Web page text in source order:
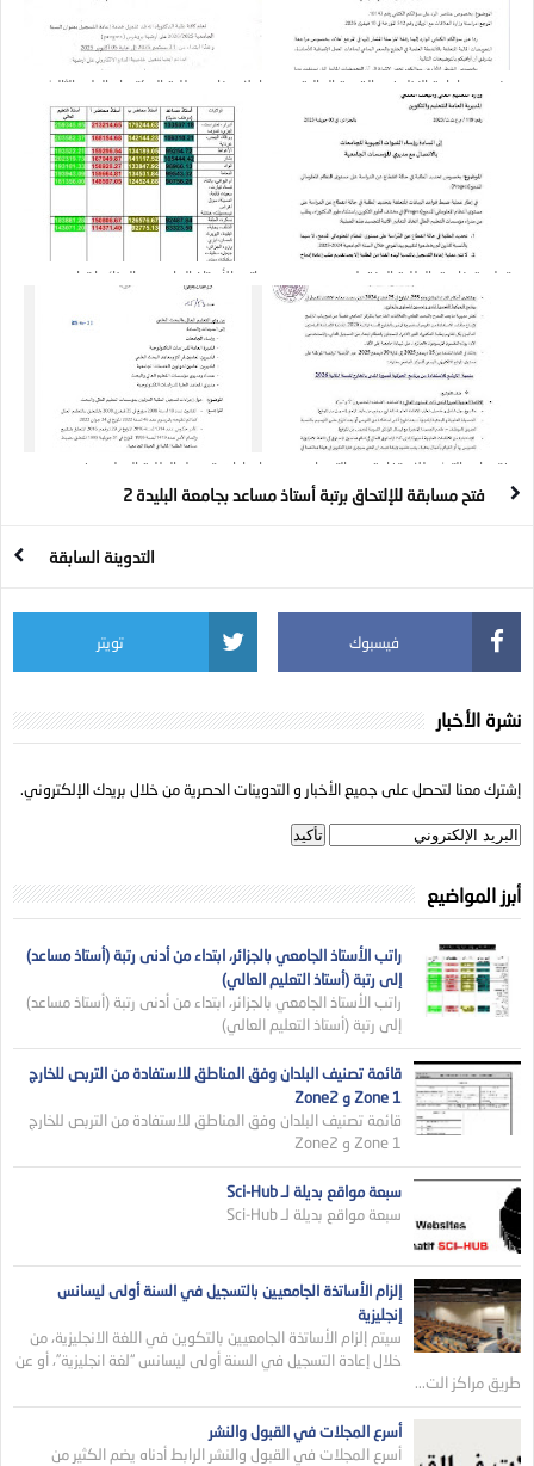
بخصوص إعادة النظر في القيمة المالية
للتربصات الخاصة بتحسين المستوى بالخارج
إعلان خاص بطلبة الدكتوراه الطور الثالث
ودكتوراه علوم
تعليمة خاصة بالطلبة المنقطعين عن
الدراسة
راتب الأستاذ الجامعي بالجزائر، ابتداء من
أدنى رتبة (أستاذ مساعد) إلى رتبة (أستاذ
التعليم العالي)
فتح باب الترشح للاستفادة من التربصات
قصيرة المدى بالخارج للسنة المالية 2026
اجراءات تسجيل الطلبة الدوليين في
مؤسسات الجامعية التونسية
فتح مسابقة للإلتحاق برتبة أستاذ مساعد بجامعة البليدة 2
التدوينة السابقة
فيسبوك تويتر
نشرة الأخبار
إشترك معنا لتحصل على جميع الأخبار و التدوينات الحصرية من خلال بريدك الإلكتروني.
أبرز المواضيع
راتب الأستاذ الجامعي بالجزائر، ابتداء من أدنى رتبة (أستاذ مساعد)
إلى رتبة (أستاذ التعليم العالي)
راتب الأستاذ الجامعي بالجزائر، ابتداء من أدنى رتبة (أستاذ مساعد)
إلى رتبة (أستاذ التعليم العالي)
قائمة تصنيف البلدان وفق المناطق للاستفادة من التربص للخارج
Zone 1 و Zone2
قائمة تصنيف البلدان وفق المناطق للاستفادة من التربص للخارج
Zone 1 و Zone2
سبعة مواقع بديلة لـ Sci-Hub
سبعة مواقع بديلة لـ Sci-Hub
إلزام الأساتذة الجامعيين بالتسجيل في السنة أولى ليسانس
إنجليزية
سيتم إلزام الأساتذة الجامعيين بالتكوين في اللغة الانجليزية، من
خلال إعادة التسجيل في السنة أولى ليسانس “لغة انجليزية”، أو عن
طريق مراكز الت...
أسرع المجلات في القبول والنشر
أسرع المجلات في القبول والنشر الرابط أدناه يضم الكثير من